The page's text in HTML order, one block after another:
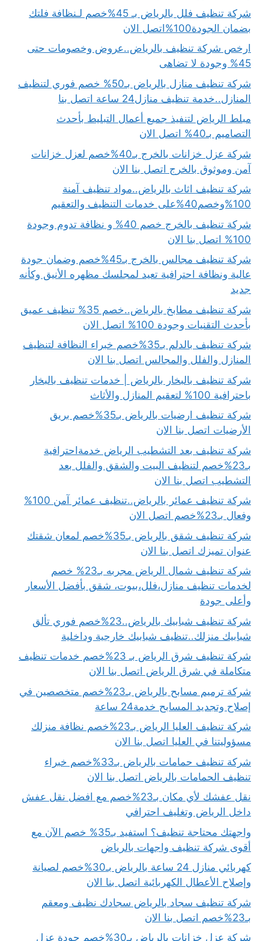
شركة تنظيف فلل بالرياض بـ 45%خصم لـنظافة فلتك
بضمان الجودة100%اتصل الان
ارخص شركة تنظيف بالرياض..عروض وخصومات حتى
45% وجودة لا تضاهى
شركة تنظيف منازل بالرياض بـ50% خصم فوري لتنظيف
المنازل..خدمة تنظيف منازل24 ساعة اتصل بنا
مبلط الرياض لتنفيذ جميع أعمال التبليط بأحدث
التصاميم بـ40% اتصل الان
شركة عزل خزانات بالخرج بـ40%خصم لعزل خزانات
آمن وموثوق بالخرج اتصل بنا الان
شركة تنظيف اثاث بالرياض..مواد تنظيف آمنة
100%وخصم40%على خدمات التنظيف والتعقيم
شركة تنظيف بالخرج خصم 40% و نظافة تدوم وجودة
100% اتصل بنا الان
شركة تنظيف مجالس بالخرج بـ45%خصم وضمان جودة
عالية ونظافة احترافية تعيد لمجلسك مظهره الأنيق وكأنه
جديد
شركة تنظيف مطابخ بالرياض..خصم 35% تنظيف عميق
بأحدث التقنيات وجودة 100% اتصل الان
شركة تنظيف بالدلم بـ35%خصم خبراء النظافة لتنظيف
المنازل والفلل والمجالس اتصل بنا الان
شركة تنظيف بالبخار بالرياض | خدمات تنظيف بالبخار
باحترافية 100% لتعقيم المنازل والأثاث
شركة تنظيف ارضيات بالرياض بـ35%خصم بريق
الأرضيات اتصل بنا الان
شركة تنظيف بعد التشطيب الرياض خدمةاحترافية
بـ23%خصم لتنظيف البيت والشقق والفلل بعد
التشطيب اتصل بنا الان
شركة تنظيف عمائر بالرياض..تنظيف عمائر آمن 100%
وفعال بـ23%خصم اتصل الان
شركة تنظيف شقق بالرياض بـ35%خصم لمعان شقتك
عنوان تميزك اتصل بنا الان
شركة تنظيف شمال الرياض مجربه بـ23% خصم
لخدمات تنظيف منازل،فلل،بيوت، شقق بأفضل الأسعار
وأعلى جودة
شركة تنظيف شبابيك بالرياض..23%خصم فوري تألق
شبابيك منزلك..تنظيف شبابيك خارجية وداخلية
شركة تنظيف شرق الرياض بـ 23%خصم خدمات تنظيف
متكاملة في شرق الرياض اتصل بنا الان
شركة ترميم مسابح بالرياض بـ23%خصم متخصصين في
إصلاح وتجديد المسابح خدمة24 ساعة
شركة تنظيف العليا الرياض بـ23%خصم نظافة منزلك
مسؤوليتنا في العليا اتصل بنا الان
شركة تنظيف حمامات بالرياض بـ33%خصم خبراء
تنظيف الحمامات بالرياض اتصل بنا الان
نقل عفشك لأي مكان بـ23%خصم مع افضل نقل عفش
داخل الرياض وتغليف احترافي
واجهتك محتاجة تنظيف؟ استفيد بـ35% خصم الآن مع
أقوى شركة تنظيف واجهات بالرياض
كهربائي منازل 24 ساعة بالرياض بـ30%خصم لصيانة
وإصلاح الأعطال الكهربائية اتصل بنا الان
شركة تنظيف سجاد بالرياض سجادك نظيف ومعقم
بـ23%خصم اتصل بنا الان
شركة عزل خزانات بالرياض بـ30%خصم جودة عزل